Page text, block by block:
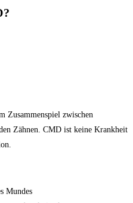
Zusammenspiel zwischen
Zähnen. CMD ist keine Krankheit
Mundes